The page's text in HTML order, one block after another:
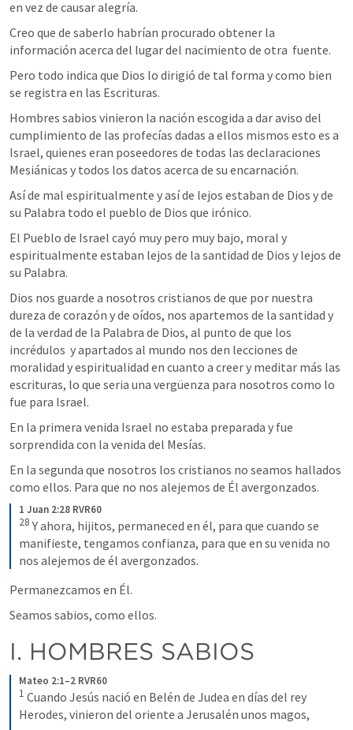
en vez de causar alegría.
Creo que de saberlo habrían procurado obtener la
información acerca del lugar del nacimiento de otra  fuente.
Pero todo indica que Dios lo dirigió de tal forma y como bien
se registra en las Escrituras.
Hombres sabios vinieron la nación escogida a dar aviso del
cumplimiento de las profecías dadas a ellos mismos esto es a
Israel, quienes eran poseedores de todas las declaraciones
Mesiánicas y todos los datos acerca de su encarnación.
Así de mal espiritualmente y así de lejos estaban de Dios y de
su Palabra todo el pueblo de Dios que irónico.
El Pueblo de Israel cayó muy pero muy bajo, moral y
espiritualmente estaban lejos de la santidad de Dios y lejos de
su Palabra.
Dios nos guarde a nosotros cristianos de que por nuestra
dureza de corazón y de oídos, nos apartemos de la santidad y
de la verdad de la Palabra de Dios, al punto de que los
incrédulos  y apartados al mundo nos den lecciones de
moralidad y espiritualidad en cuanto a creer y meditar más las
escrituras, lo que seria una vergüenza para nosotros como lo
fue para Israel.
En la primera venida Israel no estaba preparada y fue
sorprendida con la venida del Mesías.
En la segunda que nosotros los cristianos no seamos hallados
como ellos. Para que no nos alejemos de Él avergonzados.
1 Juan 2:28 RVR60
28 Y ahora, hijitos, permaneced en él, para que cuando se
manifieste, tengamos confianza, para que en su venida no
nos alejemos de él avergonzados.
Permanezcamos en Él.
Seamos sabios, como ellos.
I. HOMBRES SABIOS
Mateo 2:1–2 RVR60
1 Cuando Jesús nació en Belén de Judea en días del rey
Herodes, vinieron del oriente a Jerusalén unos magos,